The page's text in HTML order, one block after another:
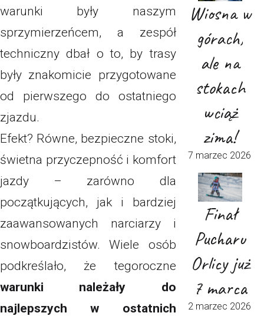
warunki były naszym
sprzymierzeńcem, a zespół
techniczny dbał o to, by trasy
były znakomicie przygotowane
od pierwszego do ostatniego
zjazdu.
Efekt? Równe, bezpieczne stoki,
świetna przyczepność i komfort
jazdy – zarówno dla
początkujących, jak i bardziej
zaawansowanych narciarzy i
snowboardzistów. Wiele osób
podkreślało, że tegoroczne
warunki należały do
najlepszych w ostatnich
Wiosna w
górach,
ale na
stokach
wciąż
zima!
7 marzec 2026
Finał
Pucharu
Orlicy już
7 marca
2 marzec 2026